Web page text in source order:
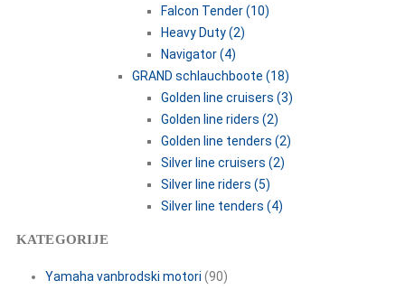
Falcon Tender (10)
Heavy Duty (2)
Navigator (4)
GRAND schlauchboote (18)
Golden line cruisers (3)
Golden line riders (2)
Golden line tenders (2)
Silver line cruisers (2)
Silver line riders (5)
Silver line tenders (4)
KATEGORIJE
Yamaha vanbrodski motori (90)